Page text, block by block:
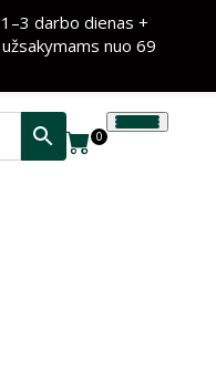
0
darbo dienas +
nuo 69